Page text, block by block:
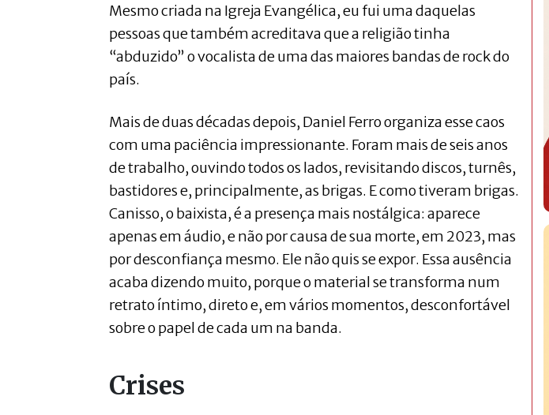
Mesmo criada na Igreja Evangélica, eu fui uma daquelas
pessoas que também acreditava que a religião tinha
“abduzido” o vocalista de uma das maiores bandas de rock do
país.
Mais de duas décadas depois, Daniel Ferro organiza esse caos
com uma paciência impressionante. Foram mais de seis anos
de trabalho, ouvindo todos os lados, revisitando discos, turnês,
bastidores e, principalmente, as brigas. E como tiveram brigas.
Canisso, o baixista, é a presença mais nostálgica: aparece
apenas em áudio, e não por causa de sua morte, em 2023, mas
por desconfiança mesmo. Ele não quis se expor. Essa ausência
acaba dizendo muito, porque o material se transforma num
retrato íntimo, direto e, em vários momentos, desconfortável
sobre o papel de cada um na banda.
Crises